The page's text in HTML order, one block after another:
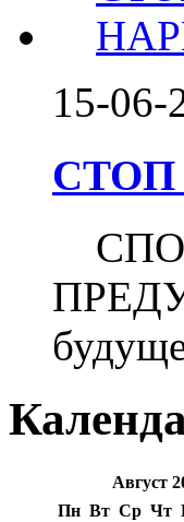
15-06-
СТОП
Август
Пн Вт Ср Чт